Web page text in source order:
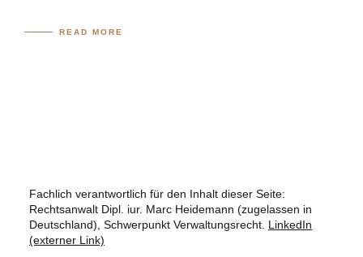
READ MORE
Fachlich verantwortlich für den Inhalt dieser Seite:
Rechtsanwalt Dipl. iur. Marc Heidemann (zugelassen in
Deutschland), Schwerpunkt Verwaltungsrecht. LinkedIn
(externer Link)